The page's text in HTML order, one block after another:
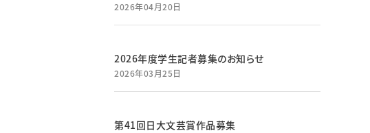
2026年04月20日
2026年度学生記者募集のお知らせ
2026年03月25日
第41回日大文芸賞作品募集